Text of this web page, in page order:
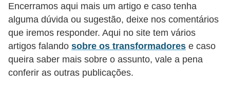
Encerramos aqui mais um artigo e caso tenha
alguma dúvida ou sugestão, deixe nos comentários
que iremos responder. Aqui no site tem vários
artigos falando sobre os transformadores e caso
queira saber mais sobre o assunto, vale a pena
conferir as outras publicações.
l
I
n
s
t